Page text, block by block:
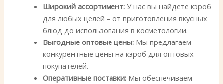
Широкий ассортимент: У нас вы найдете кэроб
для любых целей – от приготовления вкусных
блюд до использования в косметологии.
Выгодные оптовые цены: Мы предлагаем
конкурентные цены на кэроб для оптовых
покупателей.
Оперативные поставки: Мы обеспечиваем